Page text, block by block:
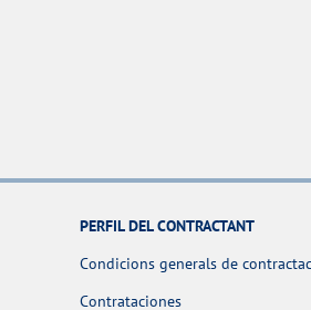
PERFIL DEL CONTRACTANT
Condicions generals de
Contrataciones